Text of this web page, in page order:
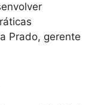
Prado, gerente